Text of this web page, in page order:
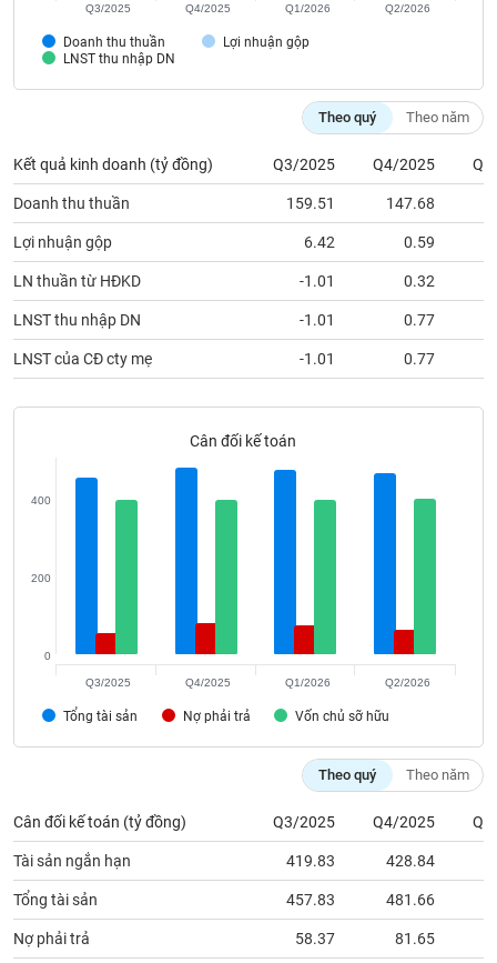
Doanh thu thuần
Lợi nhuận gộp
LNST thu nhập DN
Q3/2025 Q4/2025 Q1/2026 Q2/2026
Theo quý Theo năm
Kết quả kinh doanh (tỷ đồng) Q3/2025 Q4/2025
Doanh thu thuần 159.51 147.68
Lợi nhuận gộp 6.42 0.59
LN thuần từ HĐKD -1.01 0.32
LNST thu nhập DN -1.01 0.77
LNST của CĐ cty mẹ -1.01 0.77
Cân đối kế toán
Tổng tài sản Nợ phải trả Vốn chủ sỡ hữu
0
200
400
Q3/2025 Q4/2025 Q1/2026 Q2/2026
Theo quý Theo năm
Cân đối kế toán (tỷ đồng) Q3/2025 Q4/2025
Tài sản ngắn hạn 419.83 428.84
Tổng tài sản 457.83 481.66
Nợ phải trả 58.37 81.65
Bài
(-)
Báo
cáo
phân
tích
(-)
Thuật
ngữ
(-)
Đào
chính
Công
cụ
đầu
tư